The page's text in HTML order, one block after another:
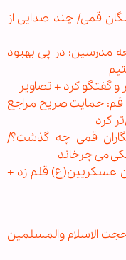
قمی/ چند صدایی از
مدرسین: در پی بهبود
گفتگو کرد + تصاویر
قم: حمایت صریح مراجع
کرد
قمی چه گذشت؟/
می چرخاند
عسکریین(ع) قلم زد +
الاسلام والمسلمین